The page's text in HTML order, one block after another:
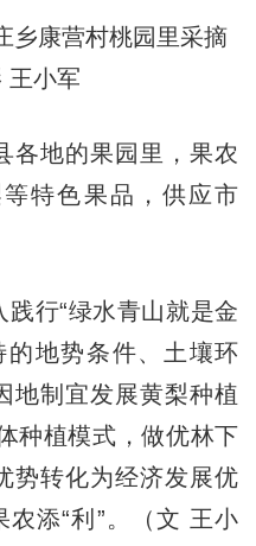
乡康营村桃园里采摘
王小军
地的果园里，果农
特色果品，供应市
行“绿水青山就是金
的地势条件、土壤环
地制宜发展黄梨种植
种植模式，做优林下
势转化为经济发展优
农添“利”。（文 王小